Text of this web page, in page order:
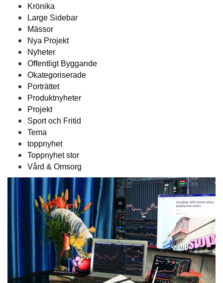
Krönika
Large Sidebar
Mässor
Nya Projekt
Nyheter
Offentligt Byggande
Okategoriserade
Porträttet
Produktnyheter
Projekt
Sport och Fritid
Tema
toppnyhet
Toppnyhet stor
Vård & Omsorg